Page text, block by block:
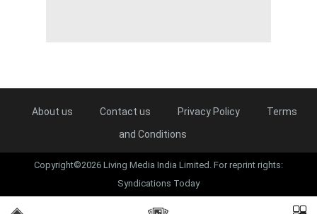
About us Contact us Privacy Policy
Terms
and Conditions
Copyright©2026 Living Media India Limited. For reprint rights:
Syndications Today